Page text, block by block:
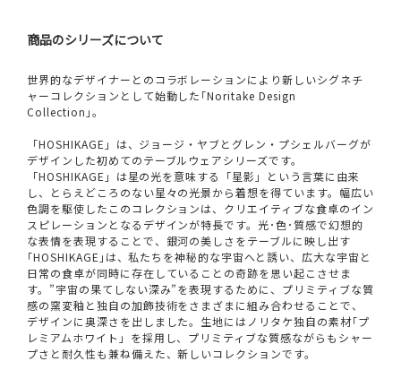
商品のシリーズについて
世界的なデザイナーとのコラボレーションにより新しいシグネチ
ャーコレクションとして始動した｢Noritake Design
Collection｣。
「HOSHIKAGE」は、ジョージ・ヤブとグレン・プシェルバーグが
デザインした初めてのテーブルウェアシリーズです。
「HOSHIKAGE」は星の光を意味する「星影」という言葉に由来
し、とらえどころのない星々の光景から着想を得ています。幅広い
色調を駆使したこのコレクションは、クリエイティブな食卓のイン
スピレーションとなるデザインが特長です。光･色･質感で幻想的
な表情を表現することで、銀河の美しさをテーブルに映し出す
｢HOSHIKAGE｣は、私たちを神秘的な宇宙へと誘い、広大な宇宙と
日常の食卓が同時に存在していることの奇跡を思い起こさせま
す。”宇宙の果てしない深み”を表現するために、プリミティブな質
感の窯変釉と独自の加飾技術をさまざまに組み合わせることで、
デザインに奥深さを出しました。生地にはノリタケ独自の素材｢プ
レミアムホワイト」を採用し、プリミティブな質感ながらもシャー
プさと耐久性も兼ね備えた、新しいコレクションです。